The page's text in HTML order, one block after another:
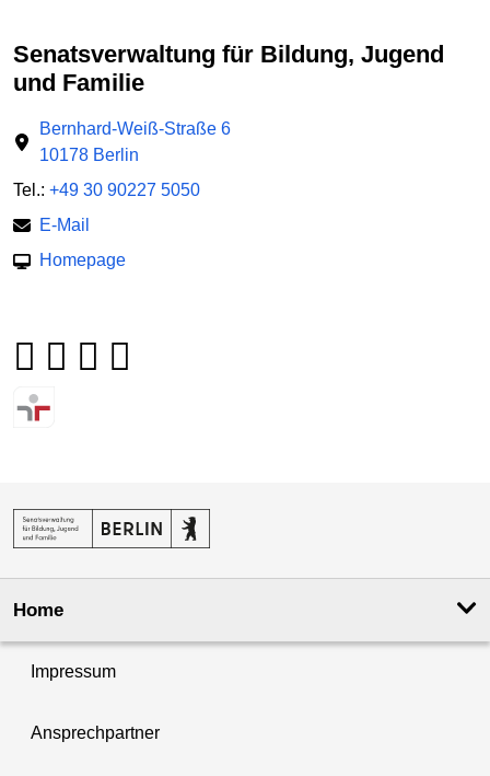
Senatsverwaltung für Bildung, Jugend
und Familie
Bernhard-Weiß-Straße 6
10178 Berlin
Tel.: +49 30 90227 5050
E-Mail
Homepage
Home
Impressum
Ansprechpartner